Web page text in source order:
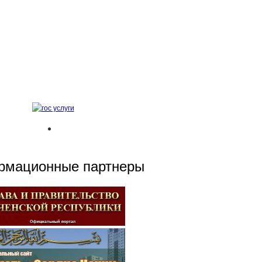
партнеры